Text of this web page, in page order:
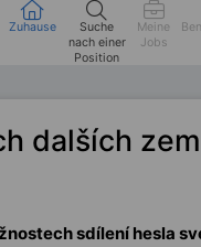
Zuhause
Suche
nach einer
Position
Meine
Jobs
dalších
sdílení hesla